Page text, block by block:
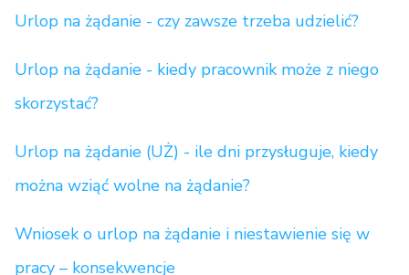
Urlop na żądanie - czy zawsze trzeba udzielić?
Urlop na żądanie - kiedy pracownik może z niego
skorzystać?
Urlop na żądanie (UŻ) - ile dni przysługuje, kiedy
można wziąć wolne na żądanie?
Wniosek o urlop na żądanie i niestawienie się w
pracy – konsekwencje